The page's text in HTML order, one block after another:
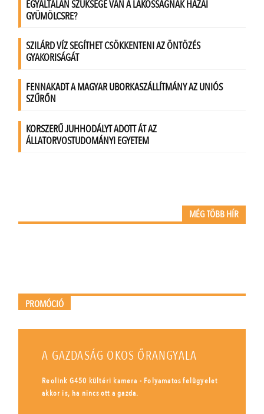
MÉG TÖBB HÍR
PROMÓCIÓ
A GAZDASÁG OKOS ŐRANGYALA
Reolink G450 kültéri kamera - Folyamatos felügyelet
akkor is, ha nincs ott a gazda.